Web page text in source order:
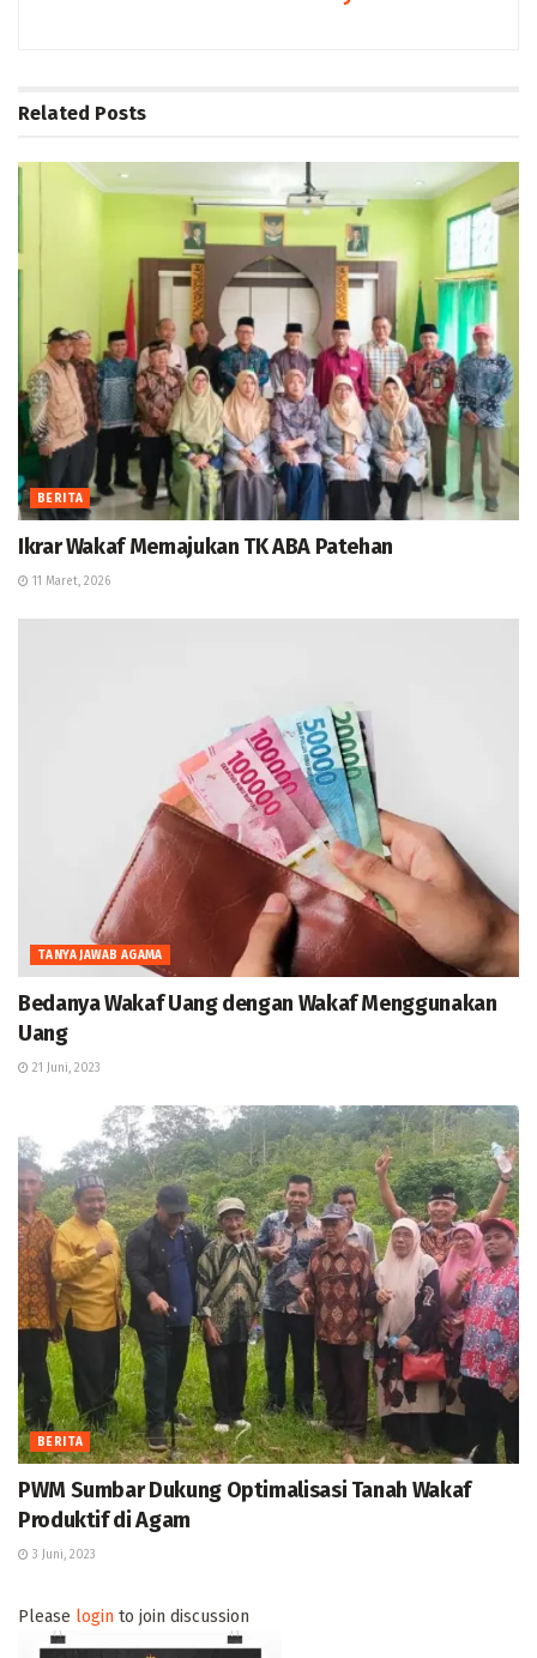
Related Posts
BERITA
Ikrar Wakaf Memajukan TK ABA Patehan
11 Maret, 2026
TANYA JAWAB AGAMA
Bedanya Wakaf Uang dengan Wakaf Menggunakan
Uang
21 Juni, 2023
BERITA
PWM Sumbar Dukung Optimalisasi Tanah Wakaf
Produktif di Agam
3 Juni, 2023
Please login to join discussion